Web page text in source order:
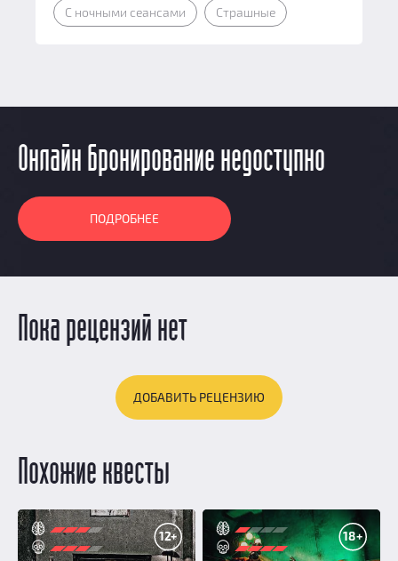
С ночными сеансами Страшные
Онлайн бронирование недоступно
ПОДРОБНЕЕ
Пока рецензий нет
ДОБАВИТЬ РЕЦЕНЗИЮ
Похожие квесты
12+ 18+